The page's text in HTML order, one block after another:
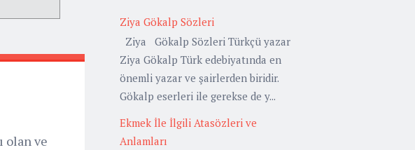
olan ve
Ziya Gökalp Sözleri
Ziya Gökalp Sözleri Türkçü yazar
Ziya Gökalp Türk edebiyatında en
önemli yazar ve şairlerden biridir.
Gökalp eserleri ile gerekse de y...
Ekmek İle İlgili Atasözleri ve
Anlamları